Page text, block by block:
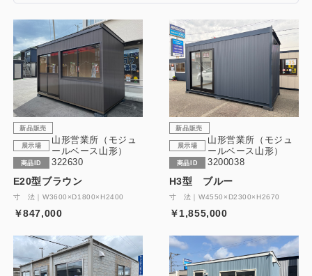
新品販売
展示場
山形営業所（モジュ
ールベース山形）
商品ID 322630
E20型ブラウン
寸 法｜W3600×D1800×H2400
￥847,000
新品販売
展示場
山形営業所（モジュ
ールベース山形）
商品ID 3200038
H3型 ブルー
寸 法｜W4550×D2300×H2670
￥1,855,000